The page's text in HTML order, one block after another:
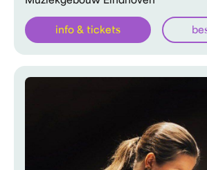
info & tickets